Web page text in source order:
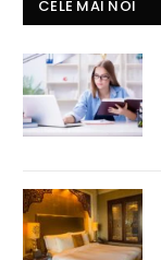
CELE MAI NOI